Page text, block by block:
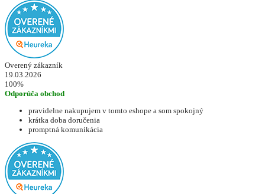
Overený zákazník
19.03.2026
100%
Odporúča obchod
pravidelne nakupujem v tomto eshope a som spokojný
krátka doba doručenia
promptná komunikácia